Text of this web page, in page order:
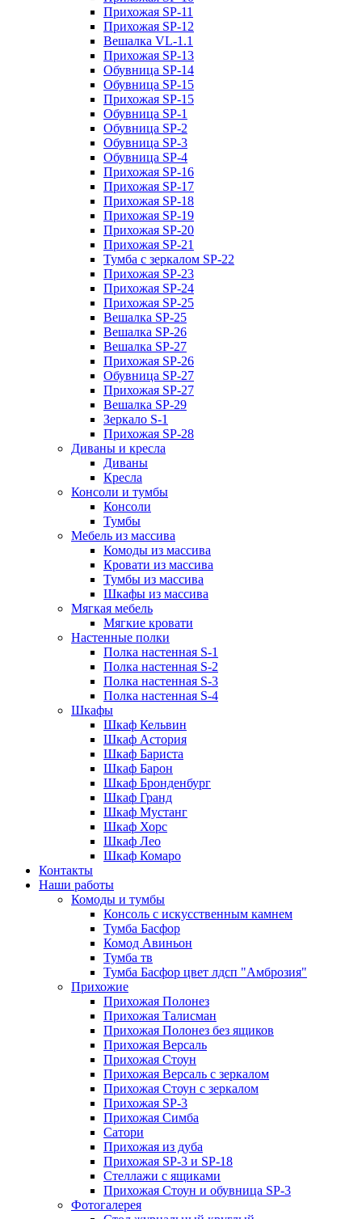
Прихожая SP-11
Прихожая SP-12
Вешалка VL-1.1
Прихожая SP-13
Обувница SP-14
Обувница SP-15
Прихожая SP-15
Обувница SP-1
Обувница SP-2
Обувница SP-3
Обувница SP-4
Прихожая SP-16
Прихожая SP-17
Прихожая SP-18
Прихожая SP-19
Прихожая SP-20
Прихожая SP-21
Тумба с зеркалом SP-22
Прихожая SP-23
Прихожая SP-24
Прихожая SP-25
Вешалка SP-25
Вешалка SP-26
Вешалка SP-27
Прихожая SP-26
Обувница SP-27
Прихожая SP-27
Вешалка SP-29
Зеркало S-1
Прихожая SP-28
Диваны и кресла
Диваны
Кресла
Консоли и тумбы
Консоли
Тумбы
Мебель из массива
Комоды из массива
Кровати из массива
Тумбы из массива
Шкафы из массива
Мягкая мебель
Мягкие кровати
Настенные полки
Полка настенная S-1
Полка настенная S-2
Полка настенная S-3
Полка настенная S-4
Шкафы
Шкаф Кельвин
Шкаф Астория
Шкаф Бариста
Шкаф Барон
Шкаф Бронденбург
Шкаф Гранд
Шкаф Мустанг
Шкаф Хорс
Шкаф Лео
Шкаф Комаро
Контакты
Наши работы
Комоды и тумбы
Консоль с искусственным камнем
Тумба Басфор
Комод Авиньон
Тумба тв
Тумба Басфор цвет лдсп "Амброзия"
Прихожие
Прихожая Полонез
Прихожая Талисман
Прихожая Полонез без ящиков
Прихожая Версаль
Прихожая Стоун
Прихожая Версаль с зеркалом
Прихожая Стоун с зеркалом
Прихожая SP-3
Прихожая Симба
Сатори
Прихожая из дуба
Прихожая SP-3 и SP-18
Стеллажи с ящиками
Прихожая Стоун и обувница SP-3
Фотогалерея